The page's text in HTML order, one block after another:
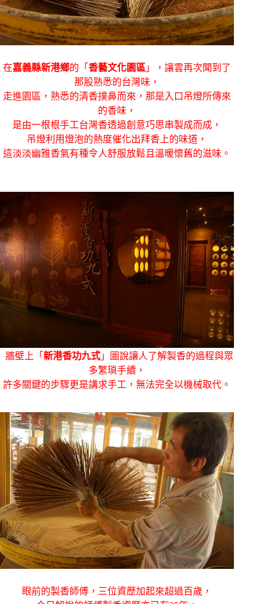
在嘉義縣新港鄉的「香藝文化園區 」，讓雲再次聞到了
那股熟悉的台灣味，
走進園區，熟悉的清香撲鼻而來，那是入口吊燈所傳來
的香味，
是由一根根手工台灣香透過創意巧思串製成而成，
吊燈利用燈泡的熱度催化出拜香上的味道，
這淡淡幽雅香氣有種令人舒服放鬆且溫暖懷舊的滋味。
牆壁上「新港香功九式 」圖說讓人了解製香的過程與眾
多繁瑣手續，
許多關鍵的步驟更是講求手工，無法完全以機械取代。
眼前的製香師傅，三位資歷加起來超過百歲，